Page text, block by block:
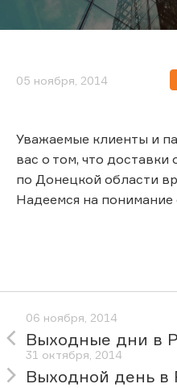
05 ноября, 2014
Уважаемые клиенты и
вас о том, что
по Донецкой области
Надеемся на
06 ноября, 2014
Выходные дни в
31 октября, 2014
Выходной день в